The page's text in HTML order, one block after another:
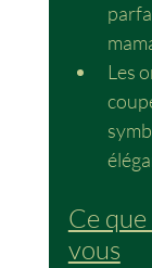
Les
Ce
vous